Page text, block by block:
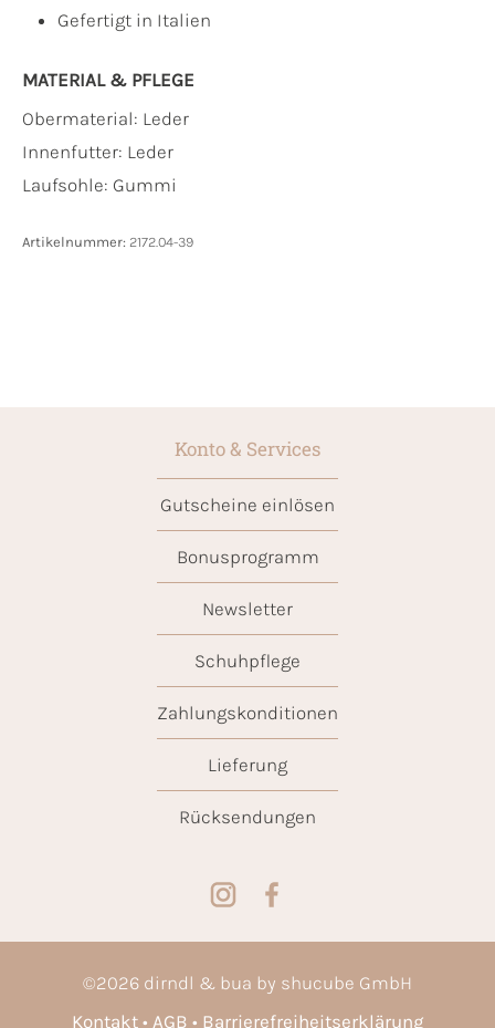
Gefertigt in Italien
MATERIAL & PFLEGE
Obermaterial: Leder
Innenfutter: Leder
Laufsohle: Gummi
Artikelnummer: 2172.04-39
Konto & Services
Gutscheine einlösen
Bonusprogramm
Newsletter
Schuhpflege
Zahlungskonditionen
Lieferung
Rücksendungen
©2026 dirndl & bua by shucube GmbH
Kontakt
AGB Barrierefreiheitserklärung